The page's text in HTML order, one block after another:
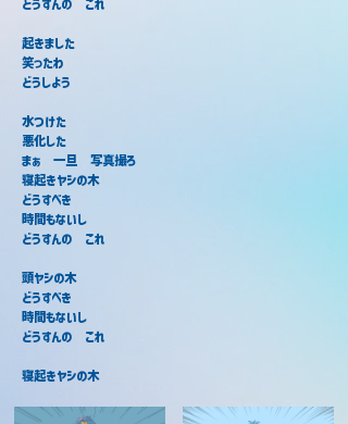
どうすんの　これ
起きました
笑ったわ
どうしよう
水つけた
悪化した
まぁ　一旦　写真撮ろ
寝起きヤシの木
どうすべき
時間もないし
どうすんの　これ
頭ヤシの木
どうすべき
時間もないし
どうすんの　これ
寝起きヤシの木